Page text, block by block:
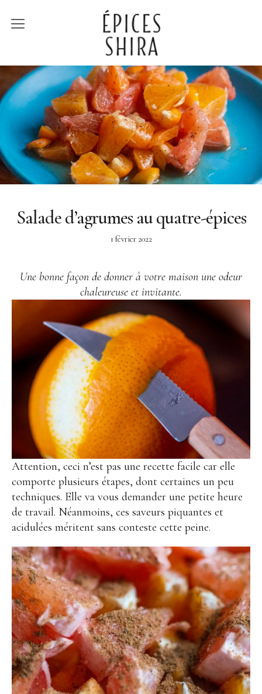
Épices Shira
Revenir à la boutique
Recettes
À la rencontre des
producteurs
Lumière sur…
Salade d’agrumes au quatre-épices
1 février 2022
Une bonne façon de donner à votre maison une odeur
chaleureuse et invitante.
Attention, ceci n’est pas une recette facile car elle
comporte plusieurs étapes, dont certaines un peu
techniques. Elle va vous demander une petite heure
de travail. Néanmoins, ces saveurs piquantes et
acidulées méritent sans conteste cette peine.